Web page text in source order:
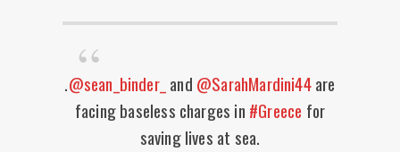
.@sean_binder_ and @SarahMardini44are
facing baseless charges in #Greece for
saving lives at sea.